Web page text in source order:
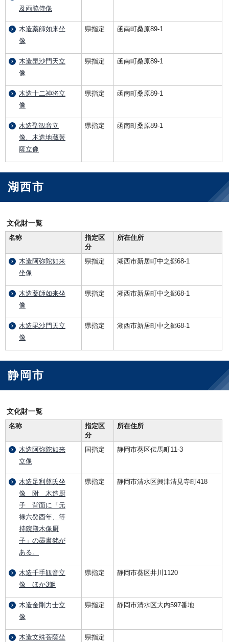
及両脇侍像
木造薬師如来坐
像
県指定 函南町桑原89-1
木造毘沙門天立
像
県指定 函南町桑原89-1
木造十二神将立
像
県指定 函南町桑原89-1
木造聖観音立
像、木造地蔵菩
薩立像
県指定 函南町桑原89-1
湖西市
文化財一覧
名称
指定区
分
所在住所
木造阿弥陀如来
坐像
県指定 湖西市新居町中之郷68-1
木造薬師如来坐
像
県指定 湖西市新居町中之郷68-1
木造毘沙門天立
像
県指定 湖西市新居町中之郷68-1
静岡市
文化財一覧
名称
指定区
分
所在住所
木造阿弥陀如来
立像
国指定 静岡市葵区伝馬町11-3
木造足利尊氏坐
像 附 木造厨
子 背面に「元
禄六癸酉年、等
持院殿木像厨
子」の墨書銘が
ある。
県指定 静岡市清水区興津清見寺町418
木造千手観音立
像 ほか3躯
県指定 静岡市葵区井川1120
木造金剛力士立
像
県指定 静岡市清水区大内597番地
木造文殊菩薩坐
県指定